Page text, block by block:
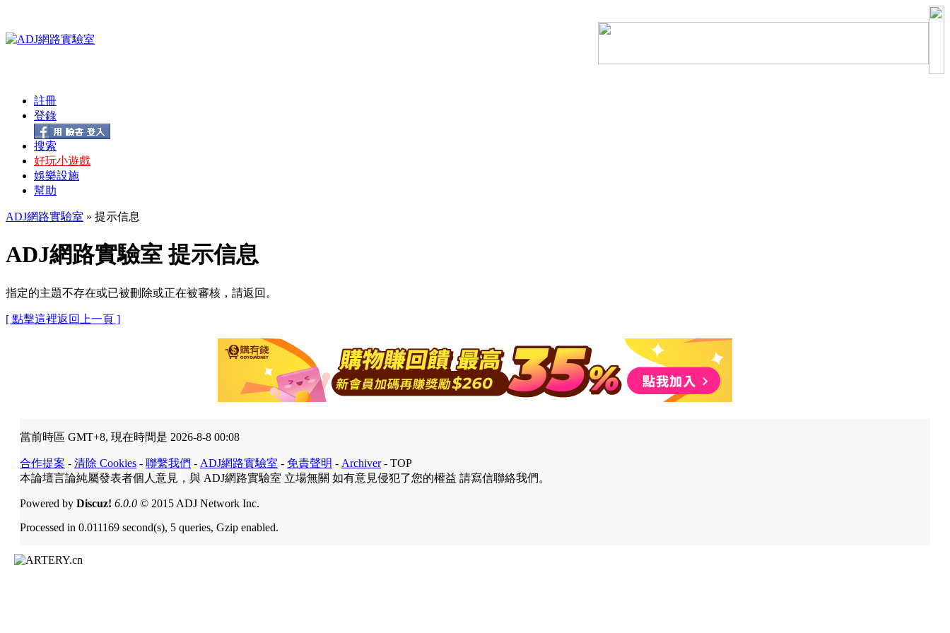
註冊
登錄
搜索
好玩小遊戲
娛樂設施
幫助
ADJ網路實驗室 » 提示信息
ADJ網路實驗室 提示信息
指定的主題不存在或已被刪除或正在被審核，請返回。
[ 點擊這裡返回上一頁 ]
當前時區 GMT+8, 現在時間是 2026-8-8 00:08
合作提案 - 清除 Cookies - 聯繫我們 - ADJ網路實驗室 - 免責聲明 - Archiver- TOP
本論壇言論純屬發表者個人意見，與 ADJ網路實驗室 立場無關 如有意見侵犯了您的權益 請寫信聯絡我們。
Powered by Discuz! 6.0.0 © 2015 ADJ Network Inc.
Processed in 0.011169 second(s), 5 queries, Gzip enabled.